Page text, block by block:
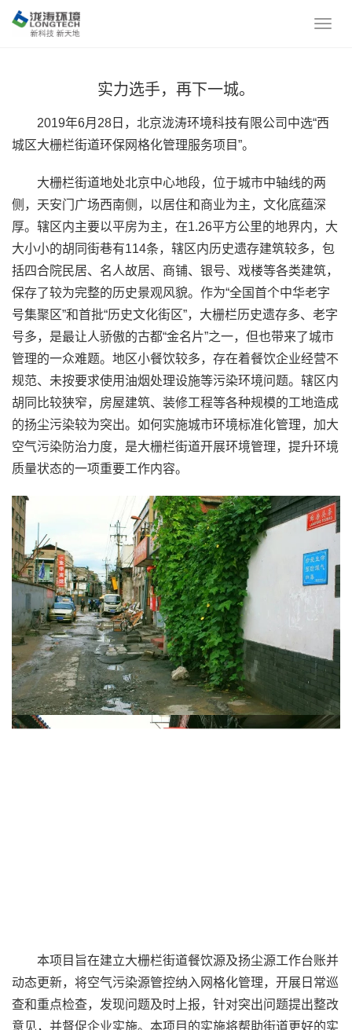
实力选手，再下一城。
2019年6月28日，北京泷涛环境科技有限公司中选“西
城区大栅栏街道环保网格化管理服务项目”。
大栅栏街道地处北京中心地段，位于城市中轴线的两
侧，天安门广场西南侧，以居住和商业为主，文化底蕴深
厚。辖区内主要以平房为主，在1.26平方公里的地界内，大
大小小的胡同街巷有114条，辖区内历史遗存建筑较多，包
括四合院民居、名人故居、商铺、银号、戏楼等各类建筑，
保存了较为完整的历史景观风貌。作为“全国首个中华老字
号集聚区”和首批“历史文化街区”，大栅栏历史遗存多、老字
号多，是最让人骄傲的古都“金名片”之一，但也带来了城市
管理的一众难题。地区小餐饮较多，存在着餐饮企业经营不
规范、未按要求使用油烟处理设施等污染环境问题。辖区内
胡同比较狭窄，房屋建筑、装修工程等各种规模的工地造成
的扬尘污染较为突出。如何实施城市环境标准化管理，加大
空气污染防治力度，是大栅栏街道开展环境管理，提升环境
质量状态的一项重要工作内容。
本项目旨在建立大栅栏街道餐饮源及扬尘源工作台账并
动态更新，将空气污染源管控纳入网格化管理，开展日常巡
查和重点检查，发现问题及时上报，针对突出问题提出整改
意见，并督促企业实施。本项目的实施将帮助街道更好的实